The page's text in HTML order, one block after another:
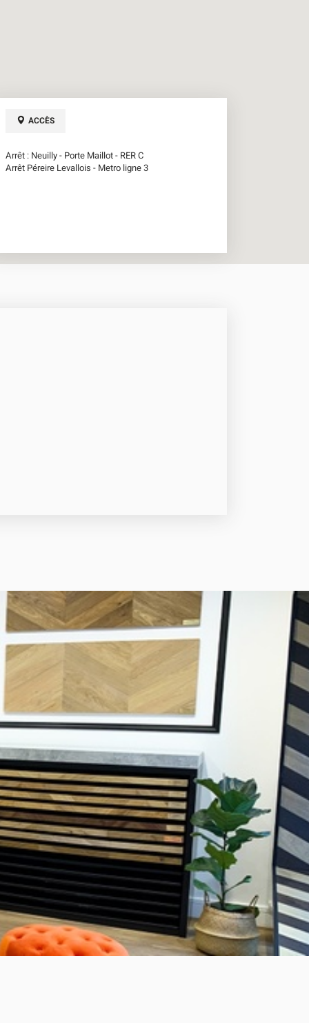
ACCÈS
Arrêt : Neuilly - Porte Maillot - RER C
Arrêt Péreire Levallois - Metro ligne 3